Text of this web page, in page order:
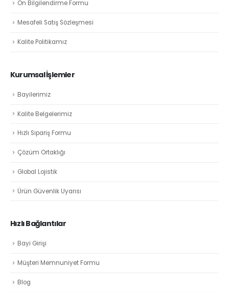
Ön Bilgilendirme Formu
Mesafeli Satış Sözleşmesi
Kalite Politikamız
Kurumsal İşlemler
Bayilerimiz
Kalite Belgelerimiz
Hızlı Sipariş Formu
Çözüm Ortaklığı
Global Lojistik
Ürün Güvenlik Uyarısı
Hızlı Bağlantılar
Bayi Girişi
Müşteri Memnuniyet Formu
Blog